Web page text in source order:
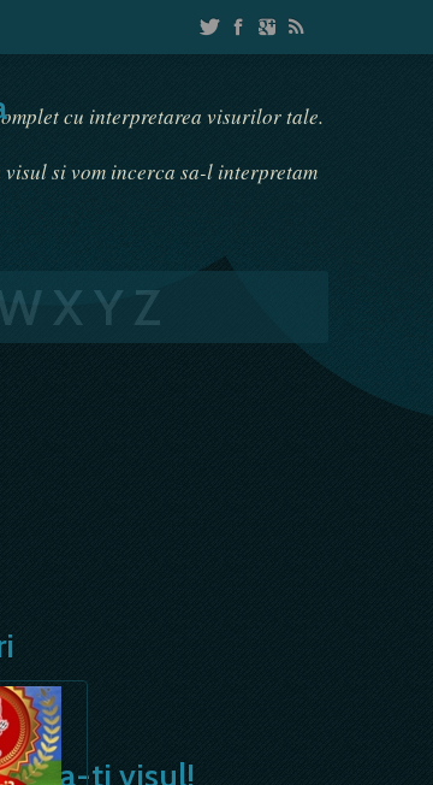
cu interpretarea visurilor tale.
si vom incerca sa-l interpretam
XY Z
ti visul!